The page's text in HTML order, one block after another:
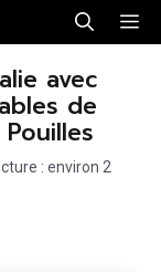
avec
de
: environ 2